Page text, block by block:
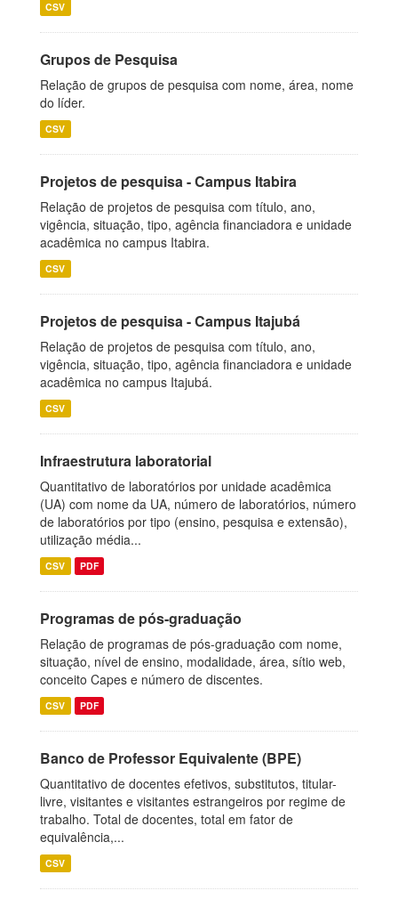
CSV
Grupos de Pesquisa
Relação de grupos de pesquisa com nome, área, nome
do líder.
CSV
Projetos de pesquisa - Campus Itabira
Relação de projetos de pesquisa com título, ano,
vigência, situação, tipo, agência financiadora e unidade
acadêmica no campus Itabira.
CSV
Projetos de pesquisa - Campus Itajubá
Relação de projetos de pesquisa com título, ano,
vigência, situação, tipo, agência financiadora e unidade
acadêmica no campus Itajubá.
CSV
Infraestrutura laboratorial
Quantitativo de laboratórios por unidade acadêmica
(UA) com nome da UA, número de laboratórios, número
de laboratórios por tipo (ensino, pesquisa e extensão),
utilização média...
CSV PDF
Programas de pós-graduação
Relação de programas de pós-graduação com nome,
situação, nível de ensino, modalidade, área, sítio web,
conceito Capes e número de discentes.
CSV PDF
Banco de Professor Equivalente (BPE)
Quantitativo de docentes efetivos, substitutos, titular-
livre, visitantes e visitantes estrangeiros por regime de
trabalho. Total de docentes, total em fator de
equivalência,...
CSV